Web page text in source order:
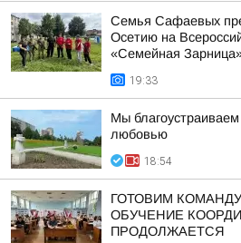
Семья Сафаевых
Осетию на
«Семейная
19:33
Мы
любовью
18:54
ГОТОВИМ
ОБУЧЕНИЕ
ПРОДОЛЖАЕТСЯ